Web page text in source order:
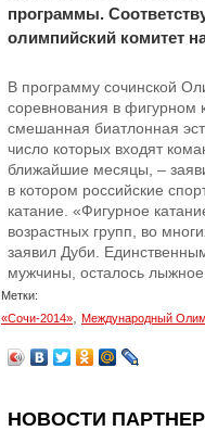
программы.
олимпийский комитет
В программу сочинской
соревнования в
смешанная биатлонная
число которых входят
ближайшие месяцы, –
в котором российские
катание. «Фигурное
возрастных групп, во
заявил Дуби.
мужчины, осталось
Метки:
«Сочи-2014»
Международный
НОВОСТИ